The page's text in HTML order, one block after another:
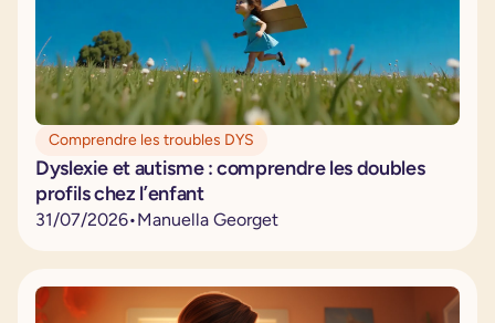
Comprendre les troubles DYS
Dyslexie et autisme : comprendre les doubles
profils chez l’enfant
31/07/2026•Manuella Georget